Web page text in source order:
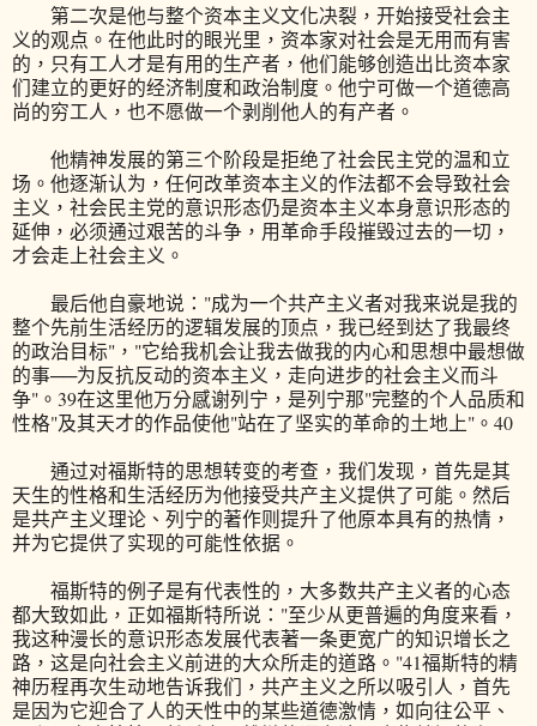
第二次是他与整个资本主义文化决裂，开始接受社会主
义的观点。在他此时的眼光里，资本家对社会是无用而有害
的，只有工人才是有用的生产者，他们能够创造出比资本家
们建立的更好的经济制度和政治制度。他宁可做一个道德高
尚的穷工人，也不愿做一个剥削他人的有产者。
他精神发展的第三个阶段是拒绝了社会民主党的温和立
场。他逐渐认为，任何改革资本主义的作法都不会导致社会
主义，社会民主党的意识形态仍是资本主义本身意识形态的
延伸，必须通过艰苦的斗争，用革命手段摧毁过去的一切，
才会走上社会主义。
最后他自豪地说："成为一个共产主义者对我来说是我的
整个先前生活经历的逻辑发展的顶点，我已经到达了我最终
的政治目标"，"它给我机会让我去做我的内心和思想中最想做
的事──为反抗反动的资本主义，走向进步的社会主义而斗
争"。39在这里他万分感谢列宁，是列宁那"完整的个人品质和
性格"及其天才的作品使他"站在了坚实的革命的土地上"。40
通过对福斯特的思想转变的考查，我们发现，首先是其
天生的性格和生活经历为他接受共产主义提供了可能。然后
是共产主义理论、列宁的著作则提升了他原本具有的热情，
并为它提供了实现的可能性依据。
福斯特的例子是有代表性的，大多数共产主义者的心态
都大致如此，正如福斯特所说："至少从更普遍的角度来看，
我这种漫长的意识形态发展代表著一条更宽广的知识增长之
路，这是向社会主义前进的大众所走的道路。"41福斯特的精
神历程再次生动地告诉我们，共产主义之所以吸引人，首先
是因为它迎合了人的天性中的某些道德激情，如向往公平、